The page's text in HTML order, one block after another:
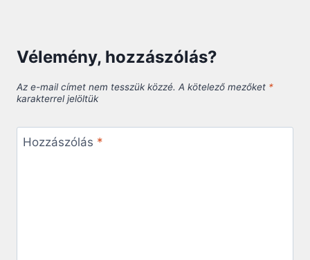
Vélemény, hozzászólás?
Az e-mail címet nem tesszük közzé. A kötelező mezőket *
karakterrel jelöltük
Hozzászólás *